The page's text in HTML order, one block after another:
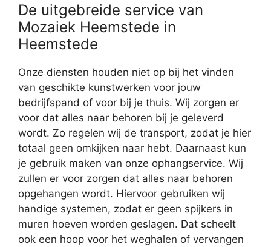
De uitgebreide service van
Mozaiek Heemstede in
Heemstede
Onze diensten houden niet op bij het vinden
van geschikte kunstwerken voor jouw
bedrijfspand of voor bij je thuis. Wij zorgen er
voor dat alles naar behoren bij je geleverd
wordt. Zo regelen wij de transport, zodat je hier
totaal geen omkijken naar hebt. Daarnaast kun
je gebruik maken van onze ophangservice. Wij
zullen er voor zorgen dat alles naar behoren
opgehangen wordt. Hiervoor gebruiken wij
handige systemen, zodat er geen spijkers in
muren hoeven worden geslagen. Dat scheelt
ook een hoop voor het weghalen of vervangen